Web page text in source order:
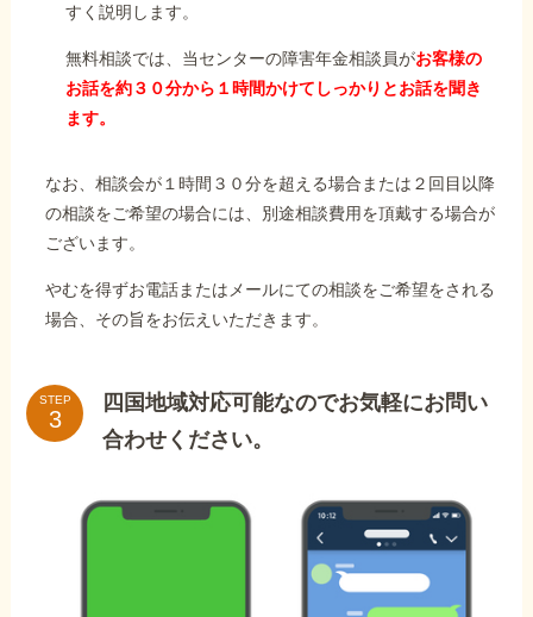
すく説明します。
無料相談では、当センターの障害年金相談員がお客様の
お話を約３０分から１時間かけてしっかりとお話を聞き
ます。
なお、相談会が１時間３０分を超える場合または２回目以降
の相談をご希望の場合には、別途相談費用を頂戴する場合が
ございます。
やむを得ずお電話またはメールにての相談をご希望をされる
場合、その旨をお伝えいただきます。
STEP
四国地域対応可能なのでお気軽にお問い
合わせください。